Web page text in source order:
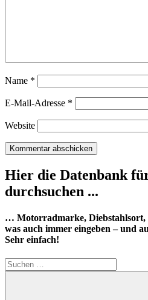
Name *
E-Mail-Adresse *
Website
Hier die Datenbank
durchsuchen ...
… Motorradmarke, Diebstahlsort,
was auch immer eingeben – und
Sehr einfach!
Suchen
nach: